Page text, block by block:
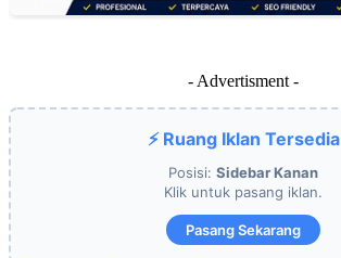
- Advertisment -
⚡ Ruang Iklan Tersedia
Posisi: Sidebar Kanan
Klik untuk pasang iklan.
Pasang Sekarang